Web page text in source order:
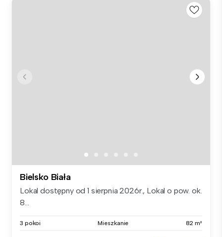
Bielsko Biała
Lokal dostępny od 1 sierpnia 2026r., Lokal o pow. ok.
8...
3 pokoi Mieszkanie 82 m²